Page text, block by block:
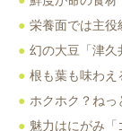
栄養面では主役
幻の大豆「津久
根も葉も味わえ
ホクホク？ね
魅力はにがみ